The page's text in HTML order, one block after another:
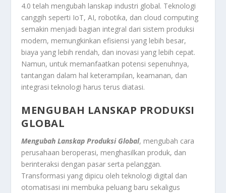
4.0 telah mengubah lanskap industri global. Teknologi
canggih seperti IoT, AI, robotika, dan cloud computing
semakin menjadi bagian integral dari sistem produksi
modern, memungkinkan efisiensi yang lebih besar,
biaya yang lebih rendah, dan inovasi yang lebih cepat.
Namun, untuk memanfaatkan potensi sepenuhnya,
tantangan dalam hal keterampilan, keamanan, dan
integrasi teknologi harus terus diatasi.
MENGUBAH LANSKAP PRODUKSI
GLOBAL
Mengubah Lanskap Produksi Global, mengubah cara
perusahaan beroperasi, menghasilkan produk, dan
berinteraksi dengan pasar serta pelanggan.
Transformasi yang dipicu oleh teknologi digital dan
otomatisasi ini membuka peluang baru sekaligus